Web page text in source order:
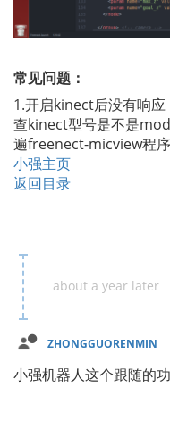
常见问题：
1.开启kinect后没有响
查kinect型号是不是
遍freenect-micview程序
小强主页
返回目录
about a year later
ZHONGGUORENMIN
小强机器人这个跟随的